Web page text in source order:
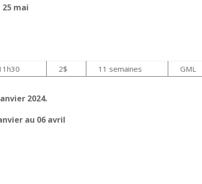
25 mai
2$ 11 semaines GML
2024.
au 06 avril